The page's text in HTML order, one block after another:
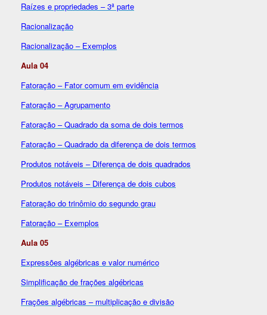
Raízes e propriedades – 3ª parte
Racionalização
Racionalização – Exemplos
Aula 04
Fatoração – Fator comum em evidência
Fatoração – Agrupamento
Fatoração – Quadrado da soma de dois termos
Fatoração – Quadrado da diferença de dois termos
Produtos notáveis – Diferença de dois quadrados
Produtos notáveis – Diferença de dois cubos
Fatoração do trinômio do segundo grau
Fatoração – Exemplos
Aula 05
Expressões algébricas e valor numérico
Simplificação de frações algébricas
Frações algébricas – multiplicação e divisão